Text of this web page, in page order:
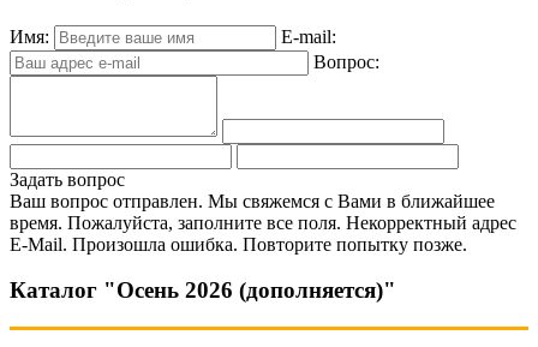
Имя:
E-mail:
Вопрос:
Задать вопрос
Ваш вопрос отправлен. Мы свяжемся с Вами в ближайшее
время. Пожалуйста, заполните все поля. Некорректный адрес
E-Mail. Произошла ошибка. Повторите попытку позже.
Каталог "Осень 2026 (дополняется)"